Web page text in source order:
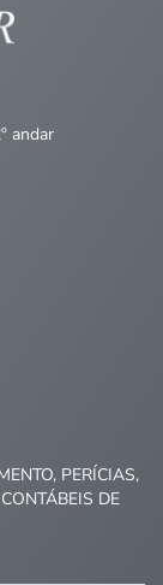
andar
PERÍCIAS,
DE